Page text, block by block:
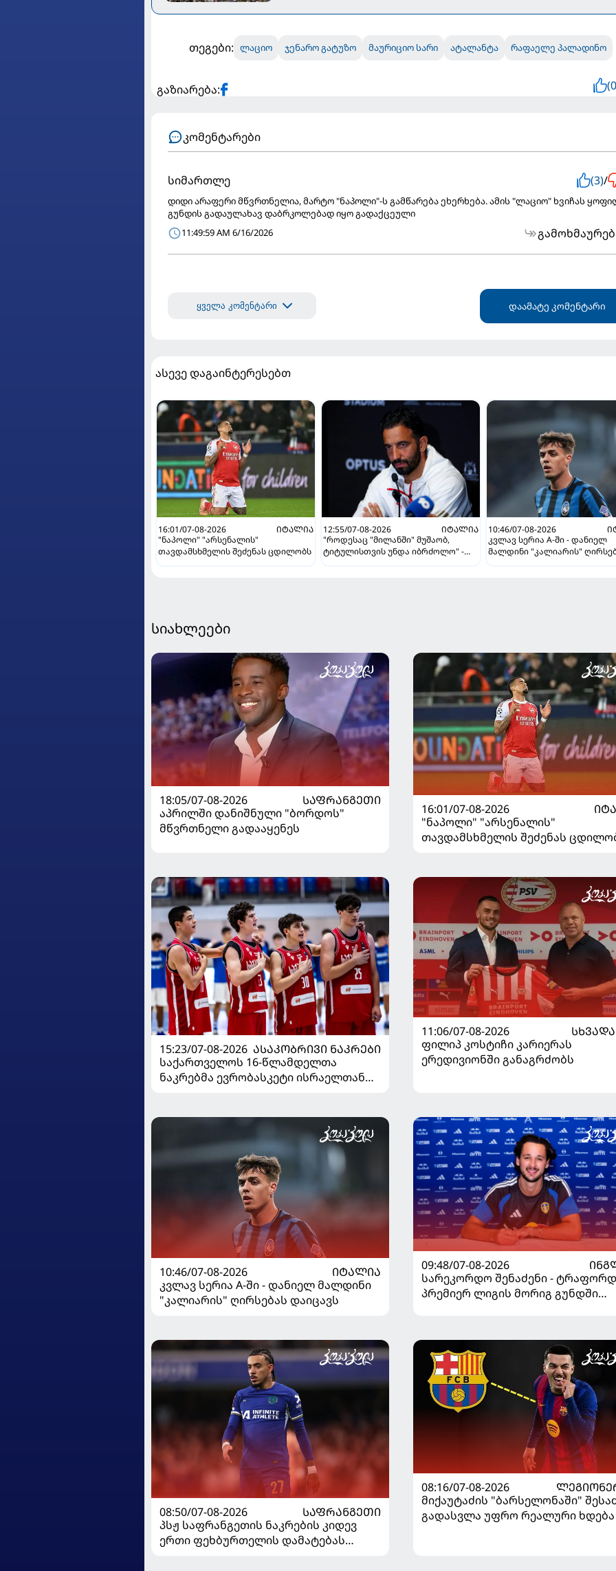
თეგები: ლაციო ჯენარო გატუზო მაურიციო სარი ატალანტა რაფაელე პალადინო
გაზიარება:
კომენტარები
სიმართლე (3)/
დიდი არაფერი მწვრთნელია, მარტო "ნაპოლი"-ს გამწარება ეხერხება. ამის "ლაციო" ხვიჩას
გუნდის გადაულახავ დაბრკოლებად იყო გადაქცეული
11:49:59 AM 6/16/2026
ყველა კომენტარი დაამატე კომენტარი
ასევე დაგაინტერესებთ
16:01/07-08-2026
ᲘᲢᲐᲚᲘᲐ
"ნაპოლი" "არსენალის"
თავდამსხმელის შეძენას ცდილობს
12:55/07-08-2026
ᲘᲢᲐᲚᲘᲐ
"როდესაც "მილანში" მუშაობ,
ტიტულისთვის უნდა იბრძოლო" -
10:46/07-08-2026
კვლავ სერია A-ში - დანიელ
მალდინი "კალიარის"
სიახლეები
18:05/07-08-2026
ᲡᲐᲤᲠᲐᲜᲒᲔᲗᲘ
აპრილში დანიშნული "ბორდოს"
მწვრთნელი გადააყენეს
16:01/07-08-2026
"ნაპოლი" "არსენალის"
თავდამსხმელის შეძენას
15:23/07-08-2026 ᲐᲡᲐᲙᲝᲑᲠᲘᲕᲘ ᲜᲐᲙᲠᲔᲑᲘ
საქართველოს 16-წლამდელთა
ნაკრებმა ევრობასკეტი ისრაელთან
11:06/07-08-2026
ფილიპ კოსტიჩი კარიერას
ერედივიონში განაგრძობს
10:46/07-08-2026
ᲘᲢᲐᲚᲘᲐ
კვლავ სერია A-ში - დანიელ მალდინი
"კალიარის" ღირსებას დაიცავს
09:48/07-08-2026
სარეკორდო შენაძენი -
პრემიერ ლიგის მორიგ გუნდში
08:50/07-08-2026
ᲡᲐᲤᲠᲐᲜᲒᲔᲗᲘ
პსჟ საფრანგეთის ნაკრების კიდევ
ერთი ფეხბურთელის დამატებას
08:16/07-08-2026
მიქაუტაძის "ბარსელონაში"
გადასვლა უფრო რეალური ხდება